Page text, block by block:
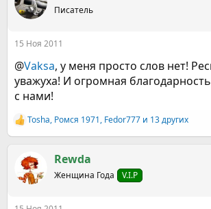
ц
и
Писатель
15 Ноя 2011
@Vaksa, у меня просто слов нет!
уважуха! И огромная
с нами!
Р
е
и
Tosha, Ромcя 1971, Fedor777 и 13 других
Rewda
Женщина Года V.I.P